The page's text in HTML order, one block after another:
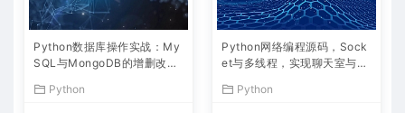
Python数据库操作实战：My
SQL与MongoDB的增删改查
Python
Python网络编程源码，Sock
et与多线程，实现聊天室与文
Python